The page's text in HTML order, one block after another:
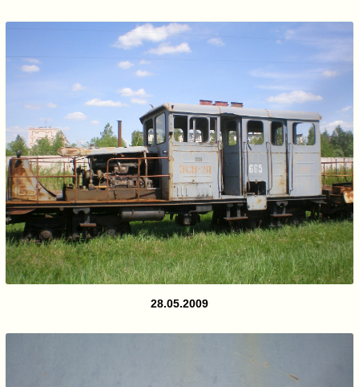
28.05.2009